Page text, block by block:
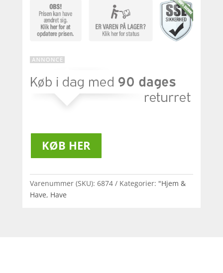
KØB HER
Varenummer (SKU): 6874 Kategorier: "Hjem &
Have, Have